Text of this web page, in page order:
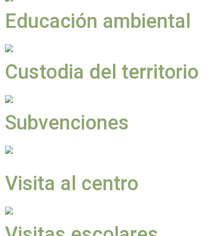
Educación ambiental
Custodia del territorio
Subvenciones
Visita al centro